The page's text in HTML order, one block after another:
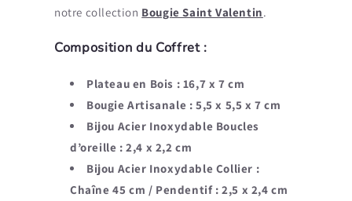
notre collection Bougie Saint Valentin.
Composition du Coffret :
Plateau en Bois : 16,7 x 7 cm
Bougie Artisanale : 5,5 x 5,5 x 7 cm
Bijou Acier Inoxydable Boucles
d’oreille : 2,4 x 2,2 cm
Bijou Acier Inoxydable Collier :
Chaîne 45 cm / Pendentif : 2,5 x 2,4 cm